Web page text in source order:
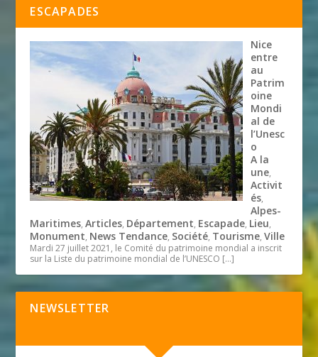
ESCAPADES
Nice
entre
au
Patrim
oine
Mondi
al de
l’Unesc
o
A la
une,
Activit
és,
Alpes-
Maritimes,Articles, Département, Escapade, Lieu,
Monument, News Tendance, Société, Tourisme,Ville
Mardi 27 juillet 2021, le Comité du patrimoine mondial a inscrit
sur la Liste du patrimoine mondial de l’UNESCO […]
NEWSLETTER